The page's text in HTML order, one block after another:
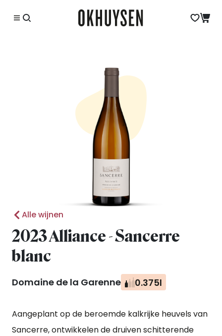
Alle wijnen
2023 Alliance - Sancerre
blanc
Domaine de la Garenne 0.375l
Aangeplant op de beroemde kalkrijke heuvels van
Sancerre, ontwikkelen de druiven schitterende